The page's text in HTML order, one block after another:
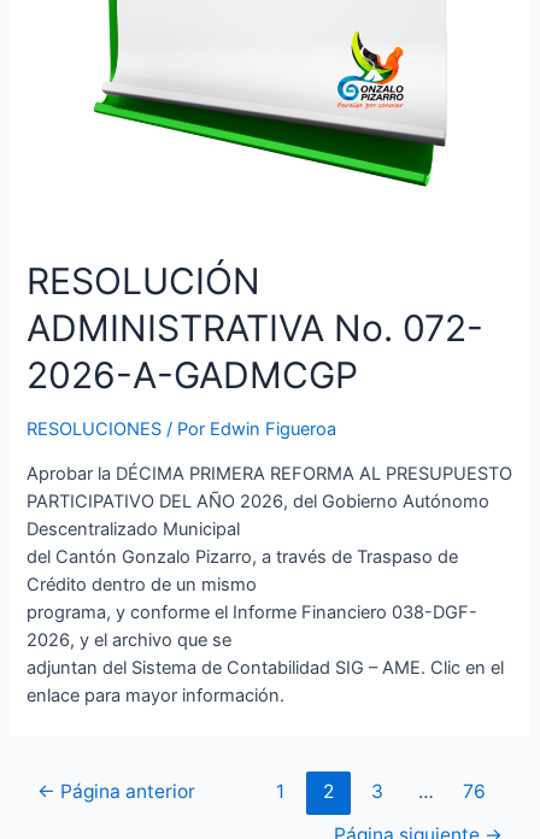
RESOLUCIÓN
ADMINISTRATIVA No. 072-
2026-A-GADMCGP
RESOLUCIONES / Por Edwin Figueroa
Aprobar la DÉCIMA PRIMERA REFORMA AL PRESUPUESTO
PARTICIPATIVO DEL AÑO 2026, del Gobierno Autónomo
Descentralizado Municipal
del Cantón Gonzalo Pizarro, a través de Traspaso de
Crédito dentro de un mismo
programa, y conforme el Informe Financiero 038-DGF-
2026, y el archivo que se
adjuntan del Sistema de Contabilidad SIG – AME. Clic en el
enlace para mayor información.
Posts← Página anterior 1 2 3 …
76